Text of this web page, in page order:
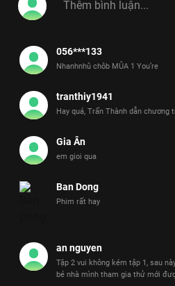
056***133
Nhanhnhû chôb MÛA 1 You’re
tranthiy1941
Hay quá, Trấn Thành dẫn chương
Gia Ân
em gioi qua
Ban Dong
Phim rất hay
an nguyen
Tập 2 vui không kém tập 1, sau
bé nhà mình tham gia thử mới